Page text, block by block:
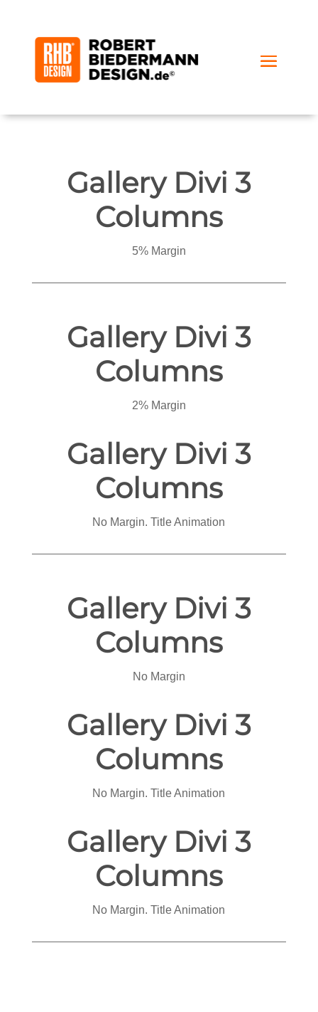
Gallery Divi 3
Columns
5% Margin
Gallery Divi 3
Columns
2% Margin
Gallery Divi 3
Columns
No Margin. Title Animation
Gallery Divi 3
Columns
No Margin
Gallery Divi 3
Columns
No Margin. Title Animation
Gallery Divi 3
Columns
No Margin. Title Animation